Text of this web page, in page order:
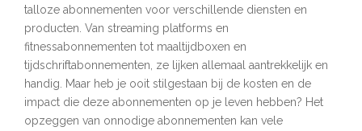
talloze abonnementen voor verschillende diensten en
producten. Van streaming platforms en
fitnessabonnementen tot maaltijdboxen en
tijdschriftabonnementen, ze lijken allemaal aantrekkelijk en
handig. Maar heb je ooit stilgestaan bij de kosten en de
impact die deze abonnementen op je leven hebben? Het
opzeggen van onnodige abonnementen kan vele